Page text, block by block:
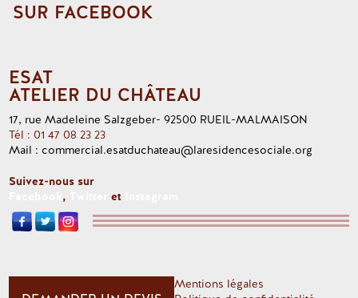
SUR FACEBOOK
ESAT
ATELIER DU CHÂTEAU
17, rue Madeleine Salzgeber- 92500 RUEIL-MALMAISON
Tél : 01 47 08 23 23
Mail : commercial.esatduchateau@laresidencesociale.org
Suivez-nous sur
, et
Mentions légales